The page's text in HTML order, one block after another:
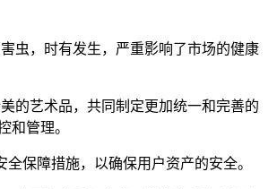
虫，时有发生，严重影响了市场的健康
的艺术品，共同制定更加统一和完善的
和管理。
保障措施，以确保用户资产的安全。